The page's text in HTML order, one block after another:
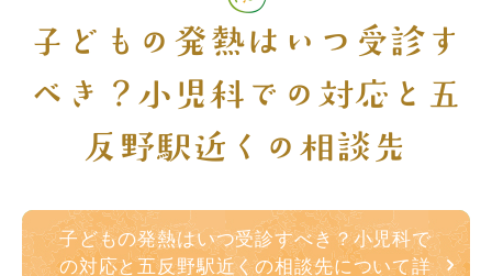
子どもの発熱はいつ受診す
べき？小児科での対応と五
反野駅近くの相談先
子どもの発熱はいつ受診すべき？小児科で
の対応と五反野駅近くの相談先について詳